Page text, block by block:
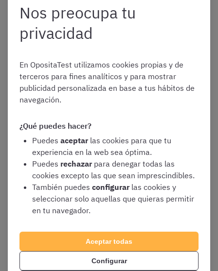
Discapacidad por Promoción Interna
2015 56,25
2017 31,75
30
2019 + 2020 30
2023+2024
(y plazas anteriores no
30Fuente
Nos preocupa tu
privacidad
En OpositaTest utilizamos cookies propias y de
terceros para fines analíticos y para mostrar
publicidad personalizada en base a tus hábitos de
navegación.
¿Qué puedes hacer?
Puedes aceptar las cookies para que tu
experiencia en la web sea óptima.
Puedes rechazar para denegar todas las
cookies excepto las que sean imprescindibles.
También puedes configurar las cookies y
seleccionar solo aquellas que quieras permitir
en tu navegador.
Aceptar todas
Configurar